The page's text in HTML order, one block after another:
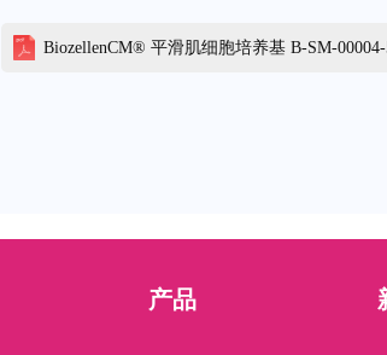
BiozellenCM® 平滑肌细胞培养基 B-SM-
产品